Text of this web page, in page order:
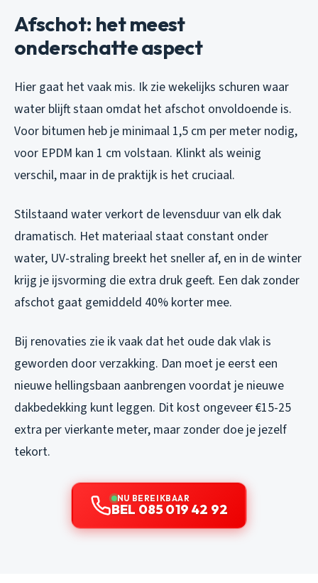
Afschot: het meest
onderschatte aspect
Hier gaat het vaak mis. Ik zie wekelijks schuren waar
water blijft staan omdat het afschot onvoldoende is.
Voor bitumen heb je minimaal 1,5 cm per meter nodig,
voor EPDM kan 1 cm volstaan. Klinkt als weinig
verschil, maar in de praktijk is het cruciaal.
Stilstaand water verkort de levensduur van elk dak
dramatisch. Het materiaal staat constant onder
water, UV-straling breekt het sneller af, en in de winter
krijg je ijsvorming die extra druk geeft. Een dak zonder
afschot gaat gemiddeld 40% korter mee.
Bij renovaties zie ik vaak dat het oude dak vlak is
geworden door verzakking. Dan moet je eerst een
nieuwe hellingsbaan aanbrengen voordat je nieuwe
dakbedekking kunt leggen. Dit kost ongeveer €15-25
extra per vierkante meter, maar zonder doe je jezelf
tekort.
NU BEREIKBAAR
BEL 085 019 42 92